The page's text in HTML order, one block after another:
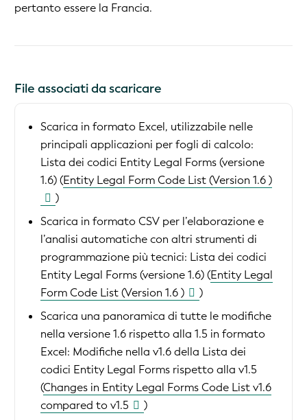
pertanto essere la Francia.
File associati da scaricare
Scarica in formato Excel, utilizzabile nelle
principali applicazioni per fogli di calcolo:
Lista dei codici Entity Legal Forms (versione
1.6) (Entity Legal Form Code List (Version 1.6 )
)
Scarica in formato CSV per l’elaborazione e
l’analisi automatiche con altri strumenti di
programmazione più tecnici: Lista dei codici
Entity Legal Forms (versione 1.6) (Entity Legal
Form Code List (Version 1.6 )
)
Scarica una panoramica di tutte le modifiche
nella versione 1.6 rispetto alla 1.5 in formato
Excel: Modifiche nella v1.6 della Lista dei
codici Entity Legal Forms rispetto alla v1.5
(Changes in Entity Legal Forms Code List v1.6
compared to v1.5
)